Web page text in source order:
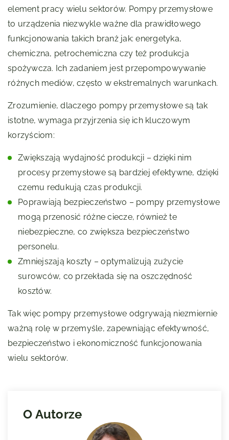
element pracy wielu sektorów. Pompy przemysłowe
to urządzenia niezwykle ważne dla prawidłowego
funkcjonowania takich branż jak: energetyka,
chemiczna, petrochemiczna czy też produkcja
spożywcza. Ich zadaniem jest przepompowywanie
różnych mediów, często w ekstremalnych warunkach.
Zrozumienie, dlaczego pompy przemysłowe są tak
istotne, wymaga przyjrzenia się ich kluczowym
korzyściom:
Zwiększają wydajność produkcji – dzięki nim
procesy przemysłowe są bardziej efektywne, dzięki
czemu redukują czas produkcji.
Poprawiają bezpieczeństwo – pompy przemysłowe
mogą przenosić różne ciecze, również te
niebezpieczne, co zwiększa bezpieczeństwo
personelu.
Zmniejszają koszty – optymalizują zużycie
surowców, co przekłada się na oszczędność
kosztów.
Tak więc pompy przemysłowe odgrywają niezmiernie
ważną rolę w przemyśle, zapewniając efektywność,
bezpieczeństwo i ekonomiczność funkcjonowania
wielu sektorów.
O Autorze